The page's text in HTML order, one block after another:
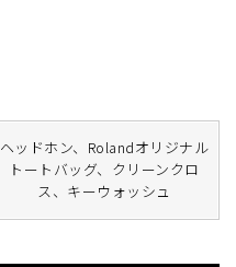
ヘッドホン、Rolandオリジナル
トートバッグ、クリーンクロ
ス、キーウォッシュ